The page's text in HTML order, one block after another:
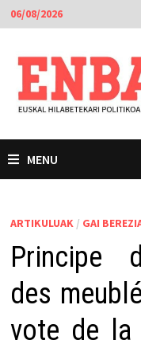
Skip
to
content
06/08/2026
MENU
ARTIKULUAK / GAI
Principe
des
vote de la